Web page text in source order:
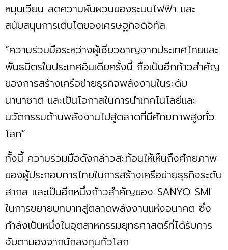
หมุนเวียน ลดความผันผวนของระบบไฟฟ้า และ
สนับสนุนการเติบโตของเศรษฐกิจดิจิทัล
“ความร่วมมือระหว่างผู้เชี่ยวชาญจากประเทศไทยและ
พันธมิตรในประเทศอินเดียครั้งนี้ ถือเป็นอีกก้าวสำคัญ
ของการสร้างเครือข่ายธุรกิจพลังงานในระดับ
นานาชาติ และเป็นโอกาสในการนำเทคโนโลยีและ
นวัตกรรมด้านพลังงานไปสู่ตลาดที่มีศักยภาพสูงทั่ว
โลก”
ทั้งนี้ ความร่วมมือดังกล่าวสะท้อนให้เห็นถึงศักยภาพ
ของผู้ประกอบการไทยในการสร้างเครือข่ายธุรกิจระดับ
สากล และเป็นอีกหนึ่งก้าวสำคัญของ SANYO SMI
ในการขยายบทบาทสู่ตลาดพลังงานแห่งอนาคต ซึ่ง
กำลังเป็นหนึ่งในอุตสาหกรรมยุทธศาสตร์ที่ได้รับการ
จับตามองจากนักลงทุนทั่วโลก